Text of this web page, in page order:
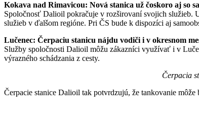
Kokava nad Rimavicou: Nová stanica už čoskoro aj so
Spoločnosť Dalioil pokračuje v rozširovaní svojich služieb.
služieb v ďalšom regióne. Pri ČS bude k dispozíci aj
Lučenec: Čerpaciu stanicu nájdu vodiči i v okresnom
Služby spoločnosti Dalioil môžu zákazníci využívať i v
výrazného schádzania z cesty.
Čerpacia
Čerpacie stanice Dalioil tak potvrdzujú, že tankovanie